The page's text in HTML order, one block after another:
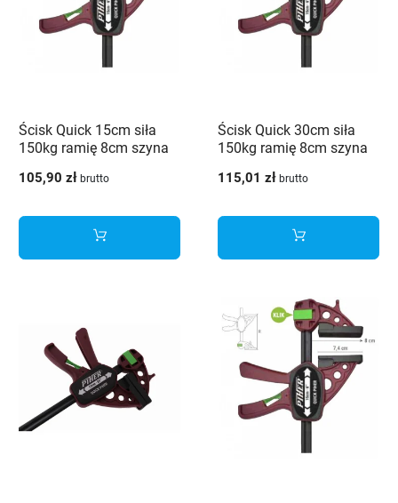
Ścisk Quick 15cm siła
150kg ramię 8cm szyna
105,90 zł brutto
Ścisk Quick 30cm siła
150kg ramię 8cm szyna
115,01 zł brutto